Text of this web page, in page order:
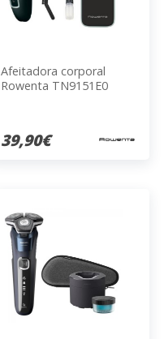
Afeitadora corporal
Rowenta TN9151E0
39,90€